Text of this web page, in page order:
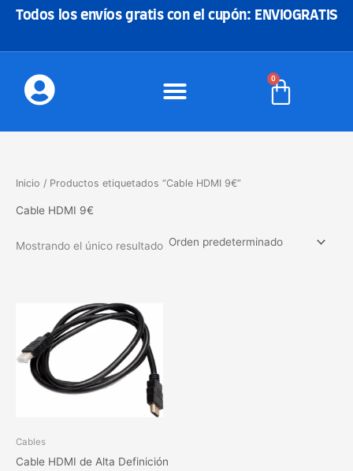
Todos los envíos gratis con el cupón: ENVIOGRATIS
0
Carrito
Inicio / Productos etiquetados “Cable HDMI 9€”
Cable HDMI 9€
Mostrando el único resultado
Cables
Cable HDMI de Alta Definición